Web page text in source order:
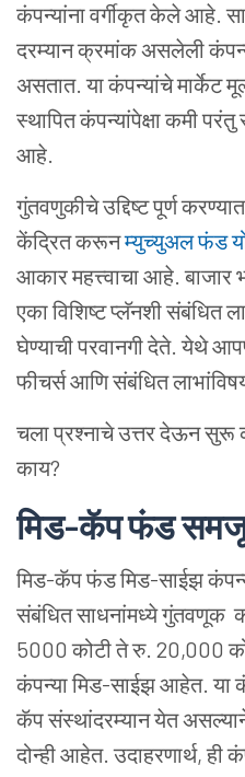
कंपन्यांना वर्गीकृत केले आहे.
दरम्यान क्रमांक असलेली
असतात. या कंपन्यांचे मार्केट
स्थापित कंपन्यांपेक्षा कमी परंतु
आहे.
गुंतवणुकीचे उद्दिष्ट पूर्ण
केंद्रित करूनम्युच्युअल फंड
आकार महत्त्वाचा आहे. बाजार
एका विशिष्ट प्लॅनशी संबंधित
घेण्याची परवानगी देते. येथे
फीचर्स आणि संबंधित
चला प्रश्नाचे उत्तर देऊन
काय?
मिड-कॅप फंड
मिड-कॅप फंड मिड-साईझ
संबंधित साधनांमध्ये गुंतवणूक
5000 कोटी ते रु. 20,000
कंपन्या मिड-साईझ आहेत. या
कॅप संस्थांदरम्यान येत
दोन्ही आहेत. उदाहरणार्थ, ही